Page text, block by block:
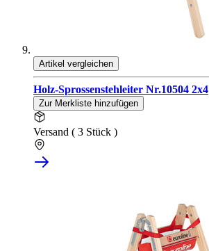
Artikel vergleichen
Holz-Sprossenstehleiter Nr.10504 2x4
Zur Merkliste hinzufügen
Versand ( 3 Stück )